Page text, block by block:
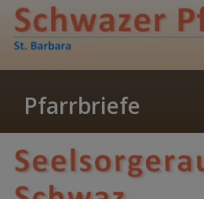
Pfarrbriefe